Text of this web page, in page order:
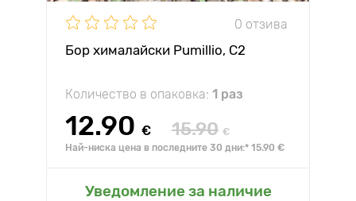
0 отзива
Бор хималайски Pumillio, C2
Количество в опаковка: 1 раз
12.90 € 15.90 €
Най-ниска цена в последните 30 дни:* 15.90 €
Уведомление за наличие